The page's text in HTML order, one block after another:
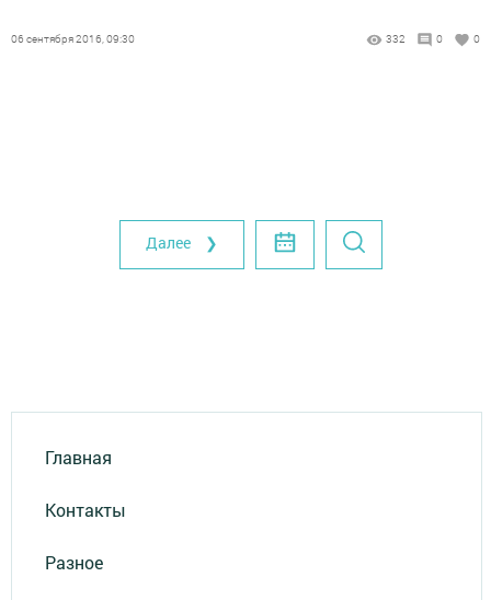
06 сентября 2016, 09:30 332 0 0
Далее ❯
Главная
Контакты
Разное